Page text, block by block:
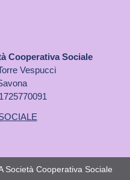
Cooperativa Sociale
Vespucci
Società Cooperativa Sociale